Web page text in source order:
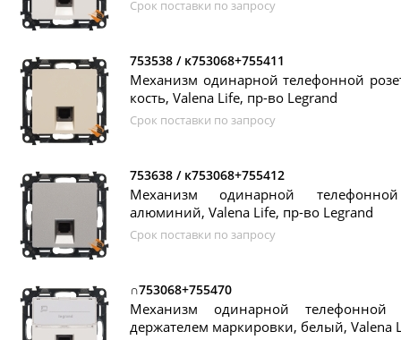
Срок поставки по запросу
753538 / к753068+755411
Механизм одинарной телефонной
кость, Valena Life, пр-во Legrand
Срок поставки по запросу
753638 / к753068+755412
Механизм одинарной
алюминий, Valena Life, пр-во Legrand
Срок поставки по запросу
∩753068+755470
Механизм одинарной телефонной
держателем маркировки, белый, Valena